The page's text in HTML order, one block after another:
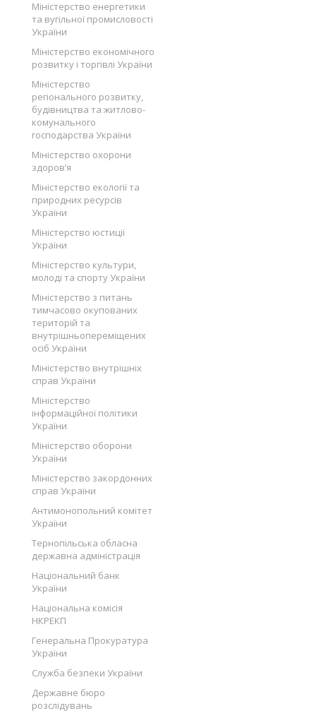
Міністерство енергетики
та вугільної промисловості
України
Міністерство економічного
розвитку і торгівлі України
Міністерство
регіонального розвитку,
будівництва та житлово-
комунального
господарства України
Міністерство охорони
здоров’я
Міністерство екології та
природних ресурсів
України
Міністерство юстиції
України
Міністерство культури,
молоді та спорту України
Міністерство з питань
тимчасово окупованих
територій та
внутрішньопереміщених
осіб України
Міністерство внутрішніх
справ України
Міністерство
інформаційної політики
України
Міністерство оборони
України
Міністерство закордонних
справ України
Антимонопольний комітет
України
Тернопільська обласна
державна адміністрація
Національний банк
України
Національна комісія
НКРЕКП
Генеральна Прокуратура
України
Служба безпеки України
Державне бюро
розслідувань